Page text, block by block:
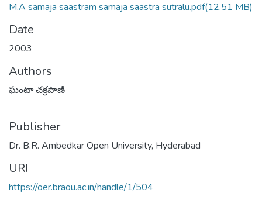
M.A samaja saastram samaja saastra sutralu.pdf(12.51 MB)
Date
2003
Authors
ఘంటా చక్రపాణి
Publisher
Dr. B.R. Ambedkar Open University, Hyderabad
URI
https://oer.braou.ac.in/handle/1/504